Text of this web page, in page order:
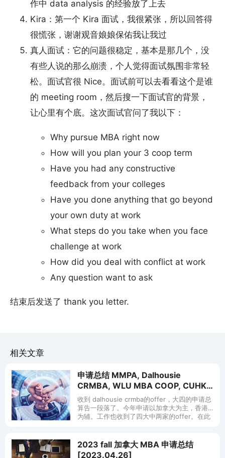
作中 data analysis 的经验放了上去
Kira：第一个 Kira 面试，我很紧张，所以回答得
很慌张，谢谢观音娘娘保佑我让我过
真人面试：它的问题很稳定，基本是那几个，没
有些人说的那么崩溃，个人觉得面试氛围非常轻
松。面试官很 Nice。面试前可以去看看这个是谁
的 meeting room，然后搜一下面试官的背景，
让心里有个底。这次面试官问了我以下：
Why pursue MBA right now
How will you plan your 3 coop term
Have you had any constructive
feedback from your colleges
Have you done anything that go beyond
your own duty at work
What steps do you take when you face
challenge at work
How did you deal with conflict at work
Any question want to ask
结束后发送了 thank you letter.
相关文章
申请总结 MMPA, Dalhousie
CRMBA, WLU MBA COOP, CUHK
MACC, KPMG, Deloitte
收到 dalhousie crmba的offer，大四的申请总
算告一段落了。今年申请以加拿大为主，香港
为辅。工作也收到了四大中两家的offer。在此
2023 fall 加拿大 MBA 申请总结
[2023.04.26]